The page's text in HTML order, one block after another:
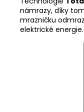
námrazy, díky
mrazničku
elektrické energie.